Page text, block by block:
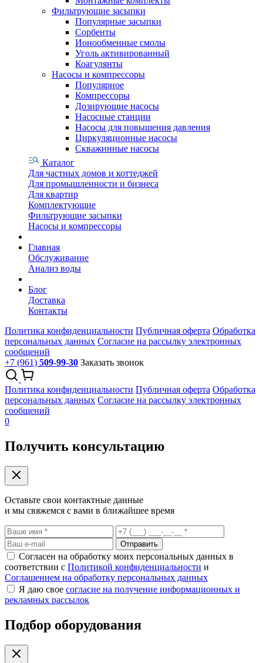
Фильтрующие засыпки
Популярные засыпки
Сорбенты
Ионообменные смолы
Уголь активированный
Коагулянты
Насосы и компрессоры
Популярное
Компрессоры
Дозирующие насосы
Насосные станции
Насосы для повышения давления
Циркуляционные насосы
Скважинные насосы
Каталог
Для частных домов и коттеджей
Для промышленности и бизнеса
Для квартир
Комплектующие
Фильтрующие засыпки
Насосы и компрессоры
Главная
Обслуживание
Анализ воды
Блог
Доставка
Контакты
Политика конфиденциальности Публичная оферта Обработка
персональных данных Согласие на рассылку электронных
сообщений
+7 (961) 509-99-30 Заказать звонок
Политика конфиденциальности Публичная оферта Обработка
персональных данных Согласие на рассылку электронных
сообщений
0
Получить консультацию
Оставьте свои контактные данные
и мы свяжемся с вами в ближайшее время
Отправить
Согласен на обработку моих персональных данных в
соответствии с Политикой конфиденциальности и
Соглашением на обработку персональных данных
Я даю свое согласие на получение информационных и
рекламных рассылок
Подбор оборудования